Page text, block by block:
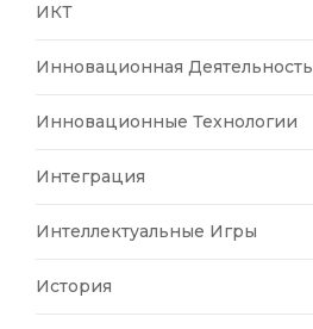
ИКТ
Инновационная Деятельность
Инновационные Технологии
Интеграция
Интеллектуальные Игры
История